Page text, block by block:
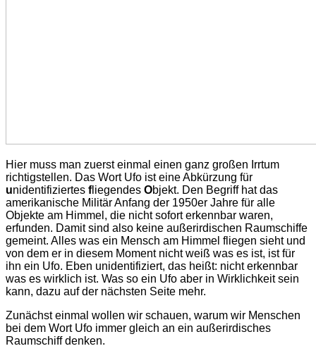
Hier muss man zuerst einmal einen ganz großen Irrtum
richtigstellen. Das Wort Ufo ist eine Abkürzung für
unidentifiziertes fliegendes Objekt. Den Begriff hat das
amerikanische Militär Anfang der 1950er Jahre für alle
Objekte am Himmel, die nicht sofort erkennbar waren,
erfunden. Damit sind also keine außerirdischen Raumschiffe
gemeint. Alles was ein Mensch am Himmel fliegen sieht und
von dem er in diesem Moment nicht weiß was es ist, ist für
ihn ein Ufo. Eben unidentifiziert, das heißt: nicht erkennbar
was es wirklich ist. Was so ein Ufo aber in Wirklichkeit sein
kann, dazu auf der nächsten Seite mehr.
Zunächst einmal wollen wir schauen, warum wir Menschen
bei dem Wort Ufo immer gleich an ein außerirdisches
Raumschiff denken.